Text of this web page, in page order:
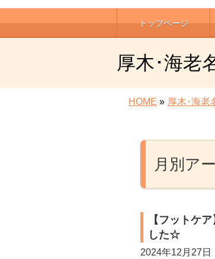
トップページ
厚木･海老
HOME » 厚木･海老
月別ア
【フットケ
した☆
2024年12月27日